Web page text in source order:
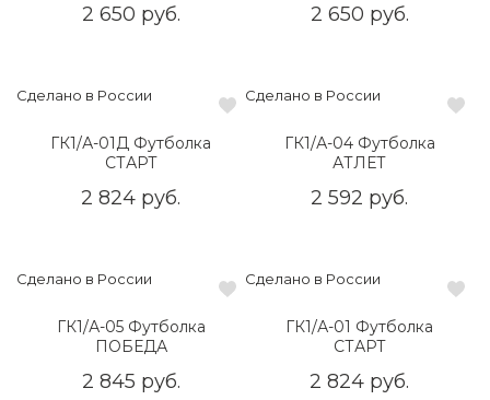
2 650 руб. 2 650 руб.
Сделано в России
ГК1/А-01Д Футболка
СТАРТ
2 824 руб.
Сделано в России
ГК1/А-04 Футболка
АТЛЕТ
2 592 руб.
Сделано в России
ГК1/А-05 Футболка
ПОБЕДА
2 845 руб.
Сделано в России
ГК1/А-01 Футболка
СТАРТ
2 824 руб.